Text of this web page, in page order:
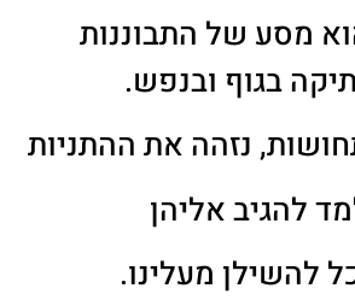
מסע של התבוננות
בגוף ובנפש.
נזהה את ההתניות
להגיב אליהן
להשילן מעלינו.